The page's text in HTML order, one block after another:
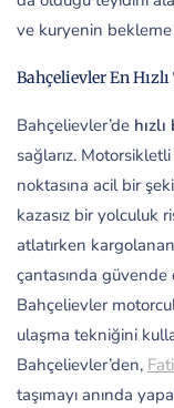
ve kuryenin bekleme
Bahçelievler En
Bahçelievler’de
sağlarız.
noktasına acil bir
kazasız bir yolculuk
atlatırken
çantasında
Bahçelievler
ulaşma tekniğini
Bahçelievler’den,
taşımayı anında